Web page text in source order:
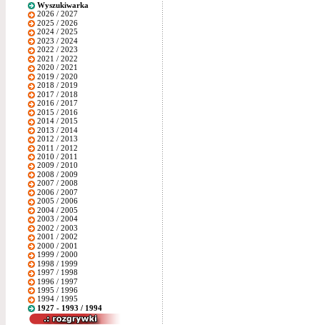
Wyszukiwarka
2026 / 2027
2025 / 2026
2024 / 2025
2023 / 2024
2022 / 2023
2021 / 2022
2020 / 2021
2019 / 2020
2018 / 2019
2017 / 2018
2016 / 2017
2015 / 2016
2014 / 2015
2013 / 2014
2012 / 2013
2011 / 2012
2010 / 2011
2009 / 2010
2008 / 2009
2007 / 2008
2006 / 2007
2005 / 2006
2004 / 2005
2003 / 2004
2002 / 2003
2001 / 2002
2000 / 2001
1999 / 2000
1998 / 1999
1997 / 1998
1996 / 1997
1995 / 1996
1994 / 1995
1927 - 1993 / 1994